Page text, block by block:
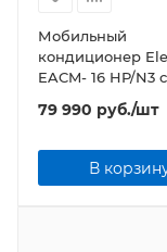
Мобильный
кондиционер
EACM- 16 HP/N3
COOL POWER
79 990 руб./шт
В